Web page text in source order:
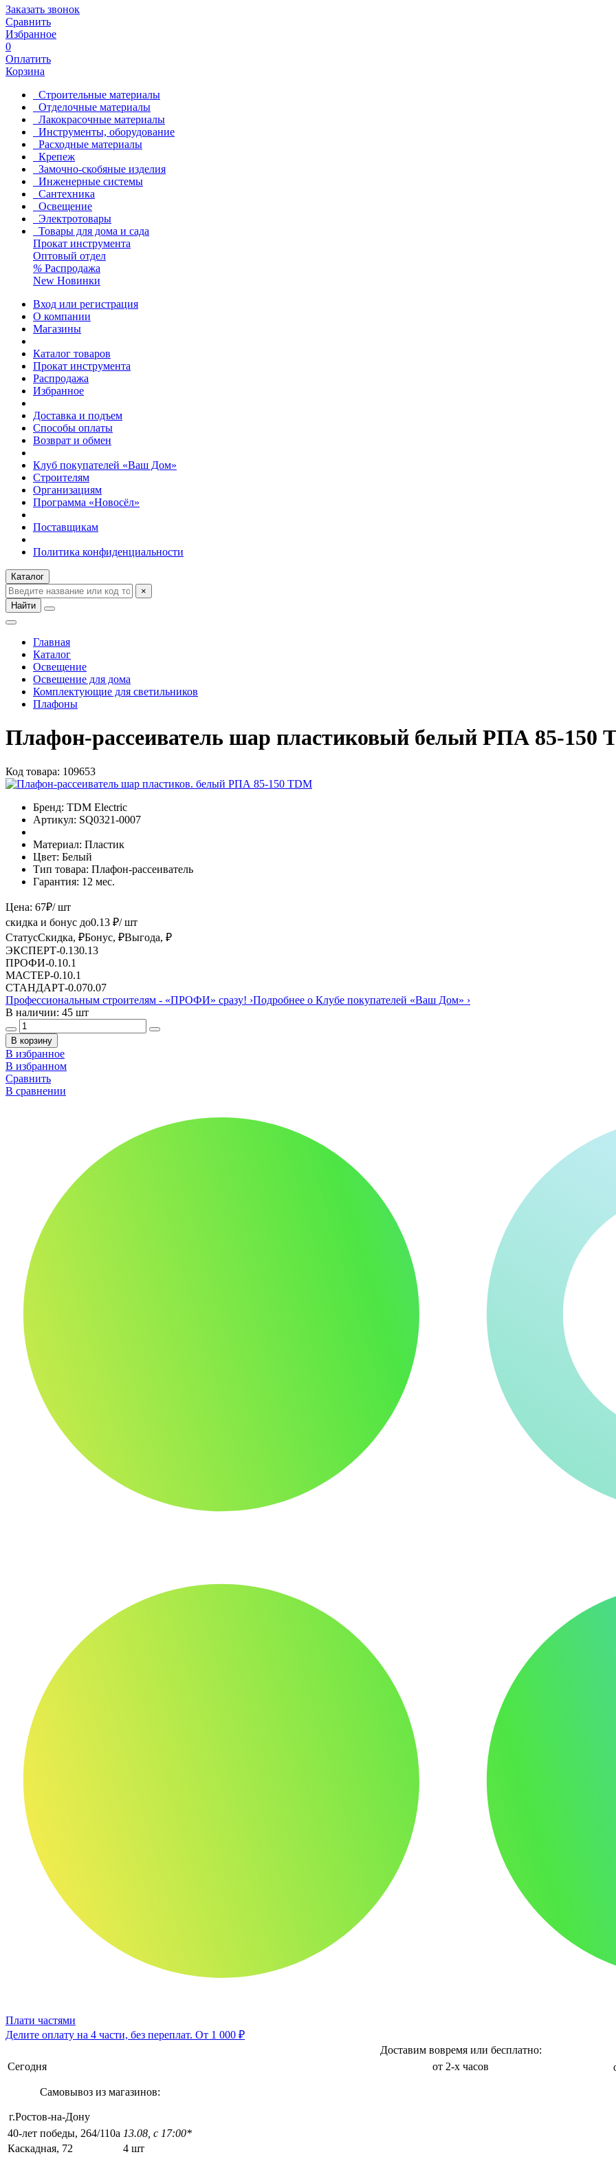
Заказать звонок
Сравнить
Избранное
0
Оплатить
Корзина
Строительные материалы
Отделочные материалы
Лакокрасочные материалы
Инструменты, оборудование
Расходные материалы
Крепеж
Замочно-скобяные изделия
Инженерные системы
Сантехника
Освещение
Электротовары
Товары для дома и сада
Прокат инструмента
Оптовый отдел
% Распродажа
New Новинки
Вход или регистрация
О компании
Магазины
Каталог товаров
Прокат инструмента
Распродажа
Избранное
Доставка и подъем
Способы оплаты
Возврат и обмен
Клуб покупателей «Ваш Дом»
Строителям
Организациям
Программа «Новосёл»
Поставщикам
Политика конфиденциальности
Каталог
×
Найти
Главная
Каталог
Освещение
Освещение для дома
Комплектующие для светильников
Плафоны
Плафон-рассеиватель шар пластиковый белый РПА 85-150
Код товара: 109653
Бренд: TDM Electric
Артикул: SQ0321-0007
Материал: Пластик
Цвет: Белый
Тип товара: Плафон-рассеиватель
Гарантия: 12 мес.
Цена: 67₽/ шт
скидка и бонус до0.13 ₽/ шт
СтатусСкидка, ₽Бонус, ₽Выгода, ₽
ЭКСПЕРТ-0.130.13
ПРОФИ-0.10.1
МАСТЕР-0.10.1
СТАНДАРТ-0.070.07
Профессиональным строителям - «ПРОФИ» сразу! ›Подробнее о Клубе покупателей «Ваш Дом» ›
В наличии: 45 шт
В корзину
В избранное
В избранном
Сравнить
В сравнении
Плати частями
Делите оплату на 4 части, без переплат. От 1 000 ₽
Доставим вовремя или бесплатно:
Сегодня
от 2-х часов
Самовывоз из магазинов:
г.Ростов-на-Дону
40-лет победы, 264/110а 13.08, с 17:00*
Каскадная, 72
4 шт